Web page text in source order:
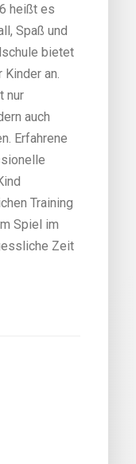
heißt es
Spaß und
bietet
an.
nur
auch
Erfahrene
Training
Spiel im
Zeit